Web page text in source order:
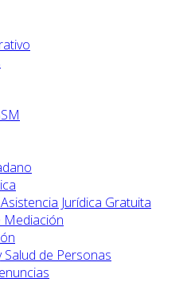
Jurídica Gratuita
Mediación
Salud de Personas